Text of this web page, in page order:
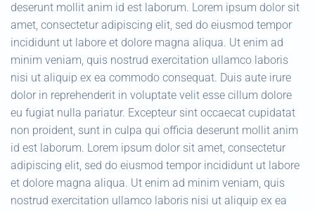
deserunt mollit anim id est laborum. Lorem ipsum dolor sit
amet, consectetur adipiscing elit, sed do eiusmod tempor
incididunt ut labore et dolore magna aliqua. Ut enim ad
minim veniam, quis nostrud exercitation ullamco laboris
nisi ut aliquip ex ea commodo consequat. Duis aute irure
dolor in reprehenderit in voluptate velit esse cillum dolore
eu fugiat nulla pariatur. Excepteur sint occaecat cupidatat
non proident, sunt in culpa qui officia deserunt mollit anim
id est laborum. Lorem ipsum dolor sit amet, consectetur
adipiscing elit, sed do eiusmod tempor incididunt ut labore
et dolore magna aliqua. Ut enim ad minim veniam, quis
nostrud exercitation ullamco laboris nisi ut aliquip ex ea